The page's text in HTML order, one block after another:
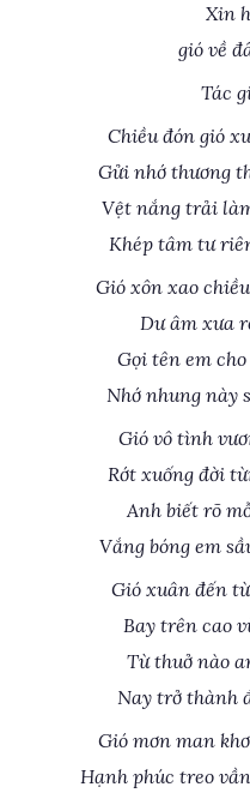
Xin
gió về
Tác
Chiều đón gió
Gửi nhớ thương
Vệt nắng trải
Khép tâm tư
Gió xôn xao
Dư âm xưa
Gọi tên em
Nhớ nhung này
Gió vô tình
Rớt xuống đời
Anh biết rõ
Vắng bóng em
Gió xuân đến
Bay trên cao
Từ thuở nào
Nay trở thành
Gió mơn man
Hạnh phúc treo